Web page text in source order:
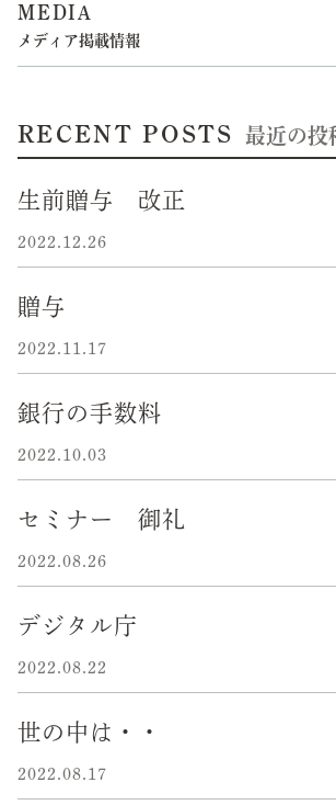
MEDIA
メディア掲載情報
RECENT POSTS 最近の投
生前贈与 改正
2022.12.26
贈与
2022.11.17
銀行の手数料
2022.10.03
セミナー 御礼
2022.08.26
デジタル庁
2022.08.22
世の中は・・
2022.08.17